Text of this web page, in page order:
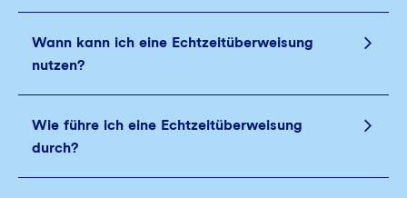
Wann kann ich eine Echtzeitüberweisung
nutzen?
Wie führe ich eine Echtzeitüberweisung
durch?